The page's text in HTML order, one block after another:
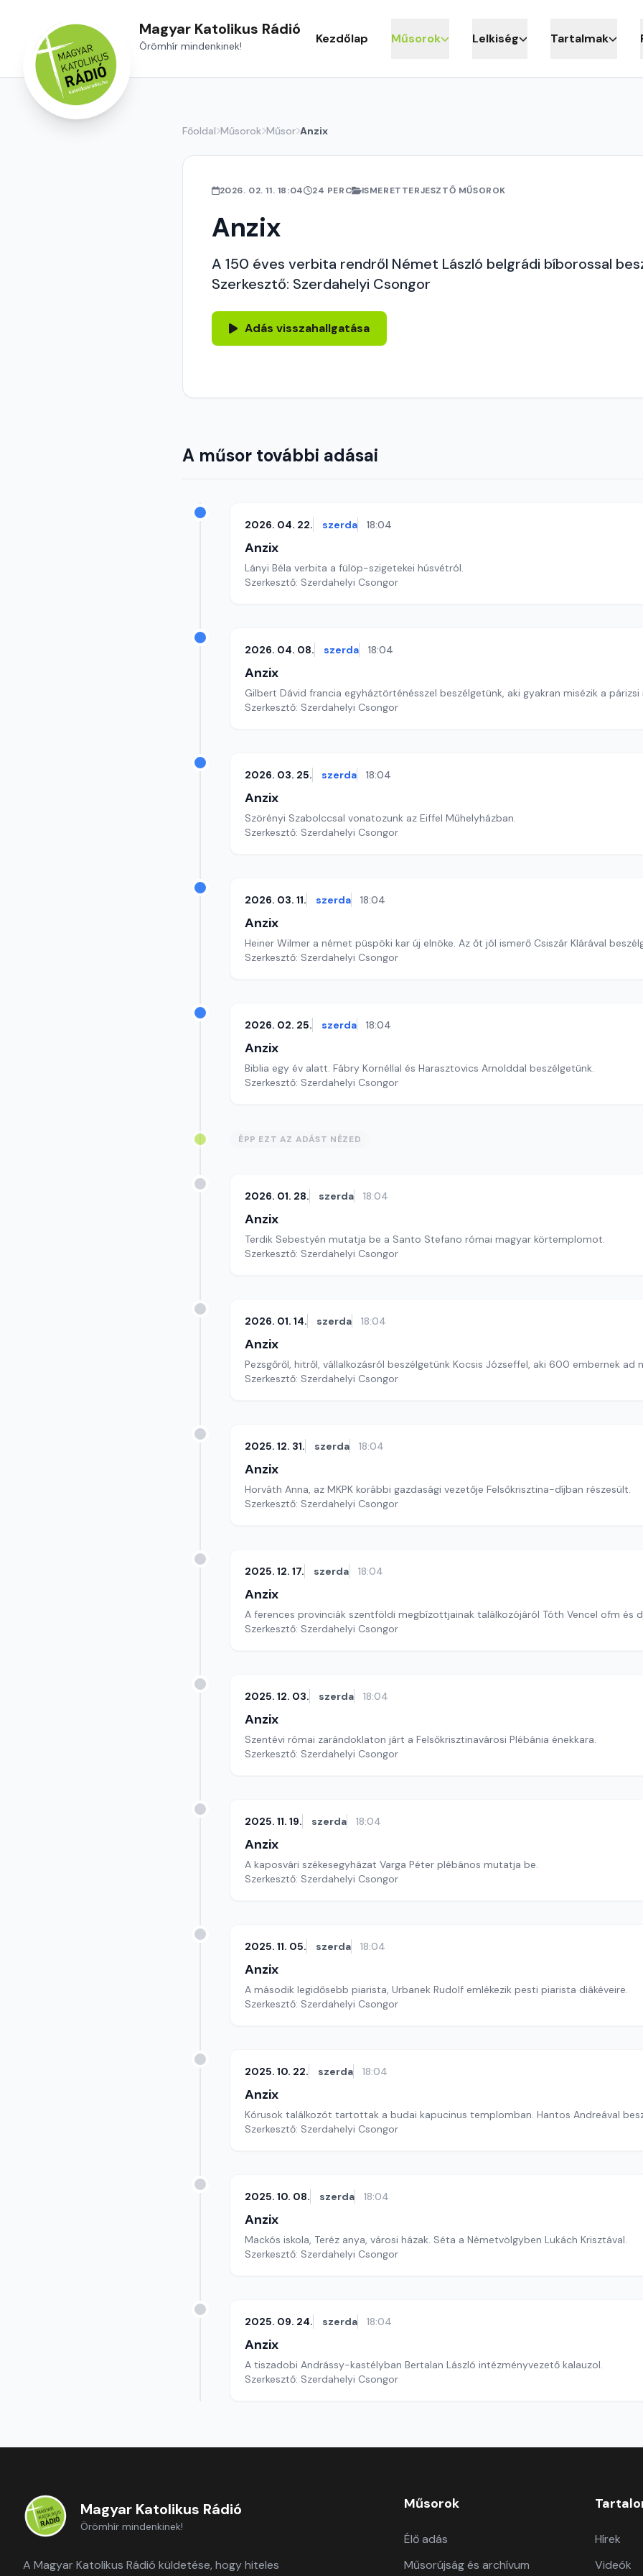
Magyar Katolikus Rádió
Örömhír mindenkinek! Kezdőlap Műsorok Lelkiség Tartalmak
Főoldal Műsorok Műsor Anzix
2026. 02. 11. 18:04 24 PERC ISMERETTERJESZTŐ MŰSOROK
Anzix
A 150 éves verbita rendről Német László belgrádi bíborossal
Szerkesztő: Szerdahelyi Csongor
Adás visszahallgatása
A műsor további adásai
2026. 04. 22. szerda 18:04
Anzix
Lányi Béla verbita a fülöp-szigetekei húsvétról.
Szerkesztő: Szerdahelyi Csongor
2026. 04. 08. szerda 18:04
Anzix
Gilbert Dávid francia egyháztörténésszel beszélgetünk, aki gyakran misézik a párizsi
Szerkesztő: Szerdahelyi Csongor
2026. 03. 25. szerda 18:04
Anzix
Szörényi Szabolccsal vonatozunk az Eiffel Műhelyházban.
Szerkesztő: Szerdahelyi Csongor
2026. 03. 11. szerda 18:04
Anzix
Heiner Wilmer a német püspöki kar új elnöke. Az őt jól ismerő Csiszár Klárával
Szerkesztő: Szerdahelyi Csongor
2026. 02. 25. szerda 18:04
Anzix
Biblia egy év alatt. Fábry Kornéllal és Harasztovics Arnolddal beszélgetünk.
Szerkesztő: Szerdahelyi Csongor
ÉPP EZT AZ ADÁST NÉZED
2026. 01. 28. szerda 18:04
Anzix
Terdik Sebestyén mutatja be a Santo Stefano római magyar körtemplomot.
Szerkesztő: Szerdahelyi Csongor
2026. 01. 14. szerda 18:04
Anzix
Pezsgőről, hitről, vállalkozásról beszélgetünk Kocsis Józseffel, aki 600 embernek ad
Szerkesztő: Szerdahelyi Csongor
2025. 12. 31. szerda 18:04
Anzix
Horváth Anna, az MKPK korábbi gazdasági vezetője Felsőkrisztina-díjban részesült.
Szerkesztő: Szerdahelyi Csongor
2025. 12. 17. szerda 18:04
Anzix
A ferences provinciák szentföldi megbízottjainak találkozójáról Tóth Vencel ofm és
Szerkesztő: Szerdahelyi Csongor
2025. 12. 03. szerda 18:04
Anzix
Szentévi római zarándoklaton járt a Felsőkrisztinavárosi Plébánia énekkara.
Szerkesztő: Szerdahelyi Csongor
2025. 11. 19. szerda 18:04
Anzix
A kaposvári székesegyházat Varga Péter plébános mutatja be.
Szerkesztő: Szerdahelyi Csongor
2025. 11. 05. szerda 18:04
Anzix
A második legidősebb piarista, Urbanek Rudolf emlékezik pesti piarista diákéveire.
Szerkesztő: Szerdahelyi Csongor
2025. 10. 22. szerda 18:04
Anzix
Kórusok találkozót tartottak a budai kapucinus templomban. Hantos Andreával
Szerkesztő: Szerdahelyi Csongor
2025. 10. 08. szerda 18:04
Anzix
Mackós iskola, Teréz anya, városi házak. Séta a Németvölgyben Lukách Krisztával.
Szerkesztő: Szerdahelyi Csongor
2025. 09. 24. szerda 18:04
Anzix
A tiszadobi Andrássy-kastélyban Bertalan László intézményvezető kalauzol.
Szerkesztő: Szerdahelyi Csongor
Magyar Katolikus Rádió
Örömhír mindenkinek!
A Magyar Katolikus Rádió küldetése, hogy hiteles
Műsorok
Élő adás
Műsorújság és archívum
Hírek
Videók